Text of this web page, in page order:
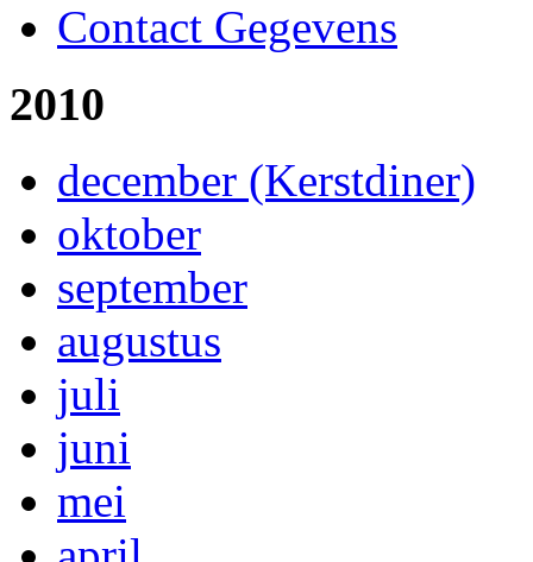
Contact Gegevens
2010
december (Kerstdiner)
oktober
september
augustus
juli
juni
mei